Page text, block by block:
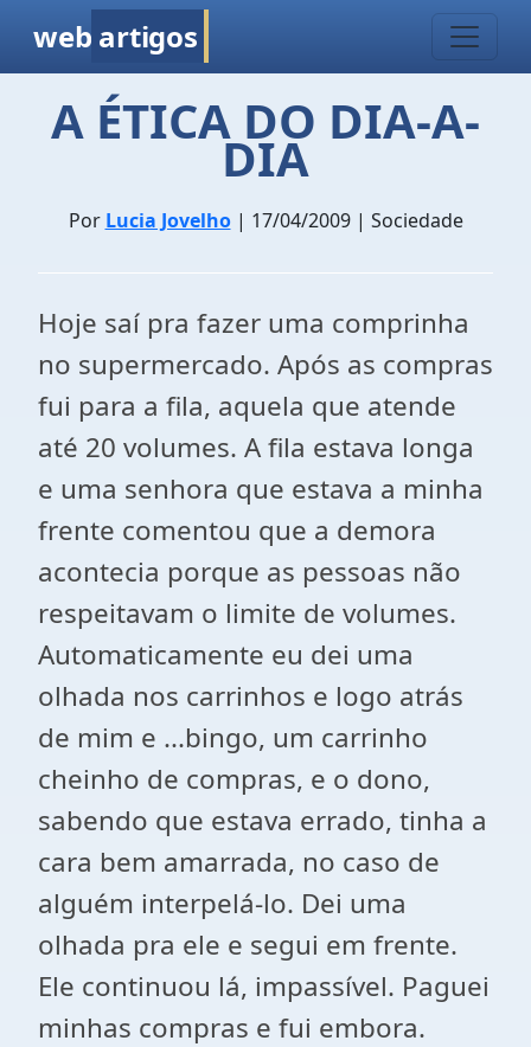
web artigos
A ÉTICA DO DIA-A-
DIA
Por Lucia Jovelho| 17/04/2009 | Sociedade
Hoje saí pra fazer uma comprinha
no supermercado. Após as compras
fui para a fila, aquela que atende
até 20 volumes. A fila estava longa
e uma senhora que estava a minha
frente comentou que a demora
acontecia porque as pessoas não
respeitavam o limite de volumes.
Automaticamente eu dei uma
olhada nos carrinhos e logo atrás
de mim e ...bingo, um carrinho
cheinho de compras, e o dono,
sabendo que estava errado, tinha a
cara bem amarrada, no caso de
alguém interpelá-lo. Dei uma
olhada pra ele e segui em frente.
Ele continuou lá, impassível. Paguei
minhas compras e fui embora.